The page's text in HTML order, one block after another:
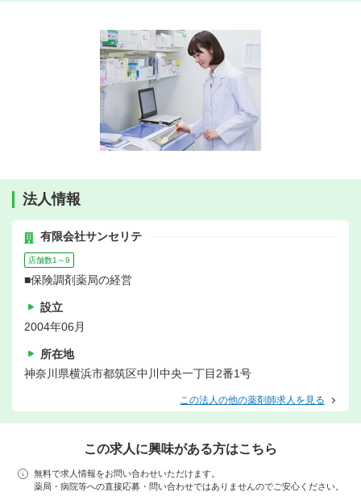
法人情報
有限会社サンセリテ
店舗数1～9
■保険調剤薬局の経営
設立
2004年06月
所在地
神奈川県横浜市都筑区中川中央一丁目2番1号
この法人の他の薬剤師求人を見る
この求人に興味がある方はこちら
無料で求人情報をお問い合わせいただけます。
薬局・病院等への直接応募・問い合わせではありませんのでご安心ください。